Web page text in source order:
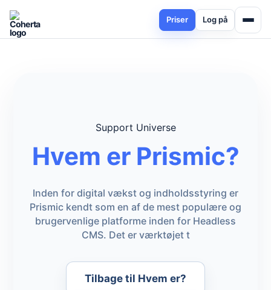
Priser Log på
Support Universe
Hvem er Prismic?
Inden for digital vækst og indholdsstyring er
Prismic kendt som en af de mest populære og
brugervenlige platforme inden for Headless
CMS. Det er værktøjet t
Tilbage til Hvem er?